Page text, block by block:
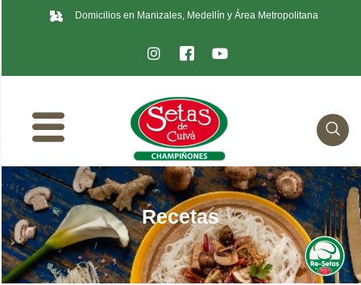
Domicilios en Manizales, Medellín y Área Metropolitana
Recetas